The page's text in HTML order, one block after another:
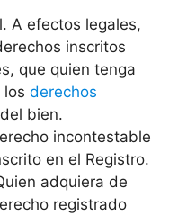
A efectos legales,
inscritos
que quien tenga
los derechos
bien.
incontestable
en el Registro.
adquiera de
registrado